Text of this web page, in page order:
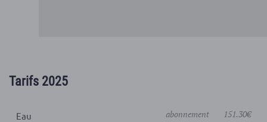
Tarifs 2025
Eau abonnement 151.30€